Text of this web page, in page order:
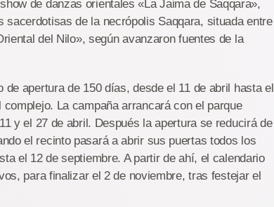
de danzas orientales «La Jaima de Saqqara»,
de la necrópolis Saqqara, situada entre
del Nilo», según avanzaron fuentes de la
apertura de 150 días, desde el 11 de abril hasta el
La campaña arrancará con el parque
y el 27 de abril. Después la apertura se reducirá de
el recinto pasará a abrir sus puertas todos los
el 12 de septiembre. A partir de ahí, el calendario
para finalizar el 2 de noviembre, tras festejar el